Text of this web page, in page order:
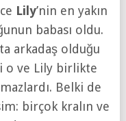
Lily’nin en yakın
babası oldu.
arkadaş olduğu
o ve Lily birlikte
Belki de
birçok kralın ve